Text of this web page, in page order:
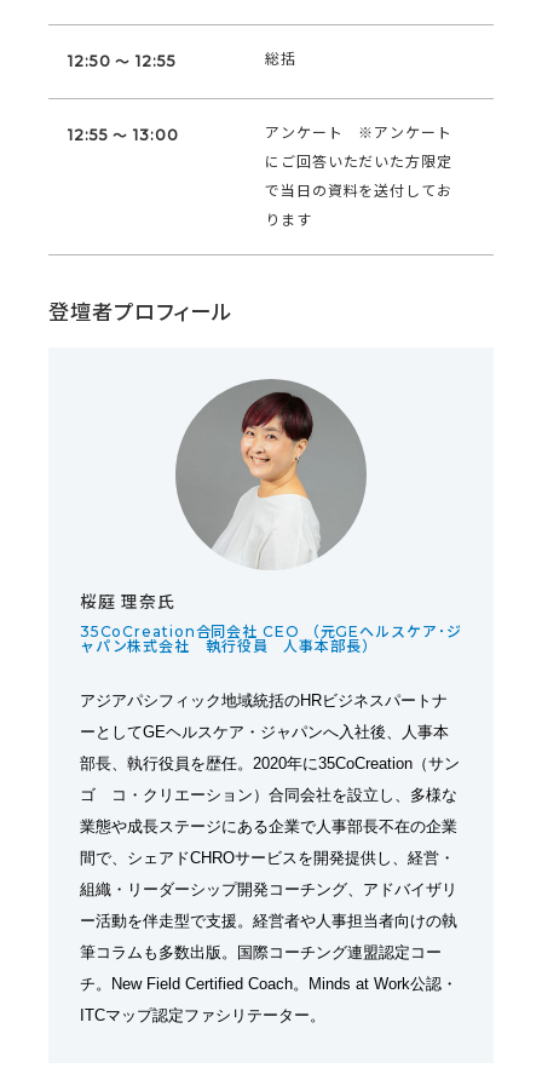
12:50 ～ 12:55 総括
12:55 ～ 13:00
アンケート ※アンケート
にご回答いただいた方限定
で当日の資料を送付してお
ります
登壇者プロフィール
桜庭 理奈氏
35CoCreation合同会社 CEO （元GEヘルスケア･ジ
ャパン株式会社 執行役員 人事本部長）
アジアパシフィック地域統括のHRビジネスパートナ
ーとしてGEヘルスケア・ジャパンへ入社後、人事本
部長、執行役員を歴任。2020年に35CoCreation（サン
ゴ コ・クリエーション）合同会社を設立し、多様な
業態や成長ステージにある企業で人事部長不在の企業
間で、シェアドCHROサービスを開発提供し、経営・
組織・リーダーシップ開発コーチング、アドバイザリ
ー活動を伴走型で支援。経営者や人事担当者向けの執
筆コラムも多数出版。国際コーチング連盟認定コー
チ。New Field Certified Coach。Minds at Work公認・
ITCマップ認定ファシリテーター。